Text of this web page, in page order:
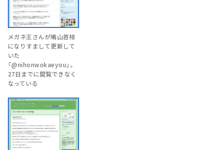
メガネ王さんが鳩山首相
になりすまして更新して
いた
「@nihonwokaeyou」。
27日までに閲覧できなく
なっている